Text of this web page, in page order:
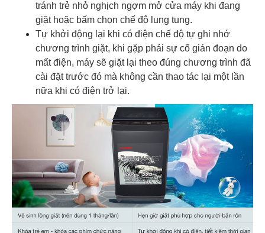
tránh trẻ nhỏ nghịch ngợm mở cửa máy khi đang
giặt hoặc bấm chọn chế độ lung tung.
Tự khởi động lại khi có điện chế độ tự ghi nhớ
chương trình giặt, khi gặp phải sự cố gián đoạn do
mất điện, máy sẽ giặt lại theo đúng chương trình đã
cài đặt trước đó mà không cần thao tác lại một lần
nữa khi có điện trở lại.